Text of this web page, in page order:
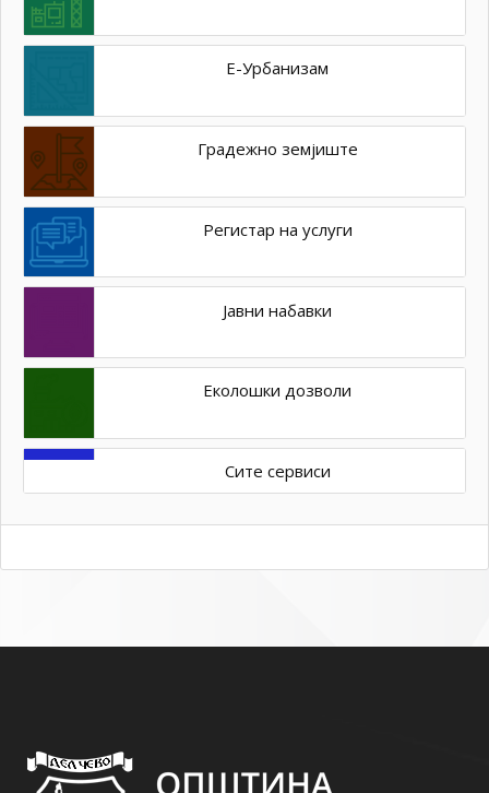
Е-Урбанизам
Градежно земјиште
Регистар на услуги
Јавни набавки
Еколошки дозволи
Сите сервиси